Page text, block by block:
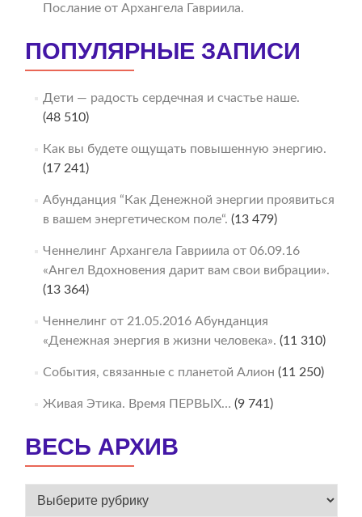
Послание от Архангела Гавриила.
ПОПУЛЯРНЫЕ ЗАПИСИ
Дети — радость сердечная и счастье наше.
(48 510)
Как вы будете ощущать повышенную энергию.
(17 241)
Абунданция “Как Денежной энергии проявиться
в вашем энергетическом поле“. (13 479)
Ченнелинг Архангела Гавриила от 06.09.16
«Ангел Вдохновения дарит вам свои вибрации».
(13 364)
Ченнелинг от 21.05.2016 Абунданция
«Денежная энергия в жизни человека». (11 310)
События, связанные с планетой Алион (11 250)
Живая Этика. Время ПЕРВЫХ… (9 741)
ВЕСЬ АРХИВ
ВЕСЬ